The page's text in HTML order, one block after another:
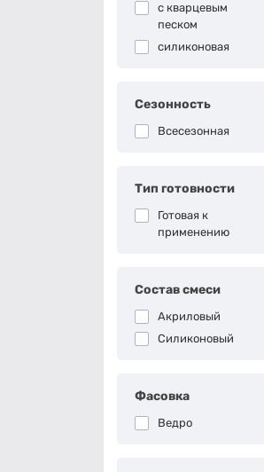
с кварцевым
песком
силиконовая
Сезонность
Всесезонная
Тип готовности
Готовая к
применению
Состав смеси
Акриловый
Силиконовый
Фасовка
Ведро